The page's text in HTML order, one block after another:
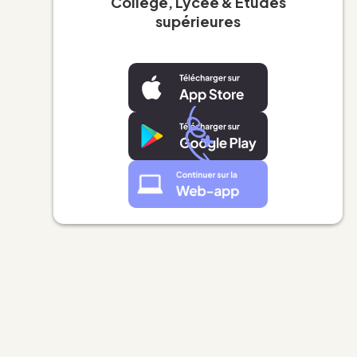
supérieures